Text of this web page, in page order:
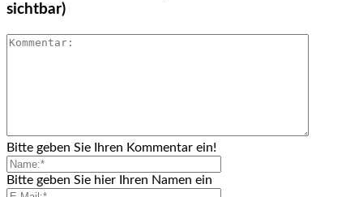
sichtbar)
Bitte geben Sie Ihren Kommentar ein!
Bitte geben Sie hier Ihren Namen ein